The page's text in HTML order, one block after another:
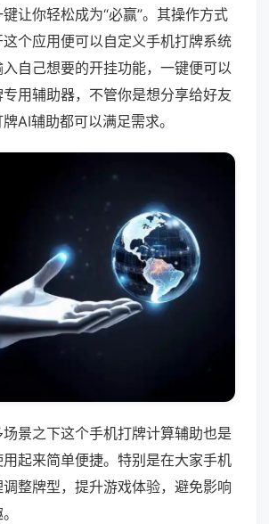
让你轻松成为“必赢”。其操作方式
个应用便可以自定义手机打牌系统
自己想要的开挂功能，一键便可以
用辅助器，不管你是想分享给好友
AI辅助都可以满足需求。
景之下这个手机打牌计算辅助也是
起来简单便捷。特别是在大家手机
整牌型，提升游戏体验，避免影响